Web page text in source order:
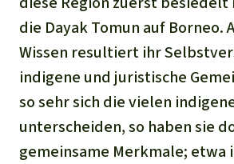
die Dayak Tomun auf Borneo.
Wissen resultiert ihr
indigene und juristische
so sehr sich die vielen
unterscheiden, so haben sie
gemeinsame Merkmale; etwa